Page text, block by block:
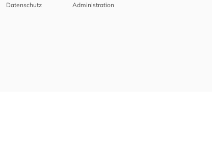
Datenschutz Administration